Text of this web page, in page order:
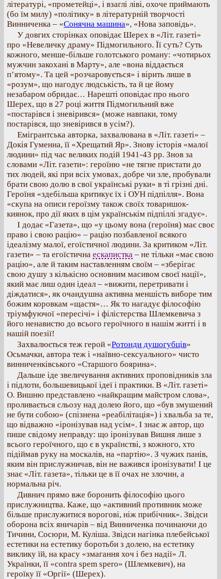
літературі, «прометейці», і взаглі ліві, охоче приймають
(бо їм милу) «політику» в літературній творчості
Винниченка – «Сонячна машина», «Нова заповідь».
У довгих сторінках оповідає Шерех в «Літ. газеті»
про «Невеличку драму» Підмогильного. Її суть? Суть
кожного, менше-більше голотського роману: «чотирьох
мужчин закохані в Марту», але «вона віддається
п’ятому». Та цей «розчаровується» і вірить лише в
«розум», що нагодує людськість, та й це йому
незабаром обридає… Нарешті оповідає про нього
Шерех, що в 27 році життя Підмогильний вже
«постарівся і зневірився» (може навпаки, тому
постарівся, що зневірився в усім?).
Емігрантська авторка, захвалювана в «Літ. газеті» –
Докія Гуменна, її «Хрещатий Яр». Знову історія «малої
людини» під час великих подій 1941-43 pp. Знов за
словами «Літ. газети»: героїню «не тягне пристати до
тих людей, які при всіх умовах, добре чи зле, пробували
брати свою долю в свої українські руки» в ті грізні дні.
Героїня «здебільша критикує їх і ОУН підпілля». Вона
«скупа на описи героїзму також своїх товаришок-
киянок, про дії яких в цім українськім підпіллі згадує».
І додає «Газета», що «у цьому вона (героїня) має своє
право і свою рацію» – рацію позбавленої всякого
ідеалізму малої, егоїстичної людини. За критиком «Літ.
газети» – та егоїстична ескапистка – не тільки «має свою
рацію», але й таким наставленням своїм – «зберігає
свою душу з кількісно основним масивом своєї нації»,
який має лиш один ідеал – «вижити, перетривати і
діждатися», як очаидушна активна меншість виборе тим
божим коровкам «щастя»… Як то нагадує філософію
тріумфуючої «пересічі» і філістерства Шлемкевича з
його ненавистю до всього героїчного в нашім житті і в
нашій поезії!
Захвалюється теж герой «Ротонди душогубців»
Осьмачки, автора теж і «наївно-сексуального» чисто
винниченківського «Старшого боярина».
Дальше іде звеличування активних проповідників зла
і підлоти, большевицької ідеї і практики. В «Літ. газеті»
О. Вишню представлено «найкращим майстром слова»,
проливається сльозу над долею його, що «був змушений
не бути собою» (спізнена «реабілітація») і хвальба за те,
що відважно «іронізував над усім». І знає ж автор, що
пише свідому неправду: що іронізував Вишня лише з
всього героїчного, що є в українстві, з кожного, хто
підіймав руку на москалів, на «партію». З чужих панів,
яким він прислужничав, він не важився іронізувати! І це
знає «Літ. газета», тільки це в її очах не злочин, а
нормальна річ.
Дивнич прямо вже боронить філософію цього
прислужництва. Каже, що «активний противник може
більше прислужитися ворогові, ніж прибічник». Звідси
оборона всіх яничарів – від Винниченка починаючи до
Тичини, Сосюри, М. Куліша. Звідси нагінка плебейської
естетики на естетику боротьби з долею, на естетику
виклику їй, на красу «змагання хоч і без надії» Л.
Українки, її «contra spem spero» (Шлемкевич), на
героїку її «Оргії» (Шерех).